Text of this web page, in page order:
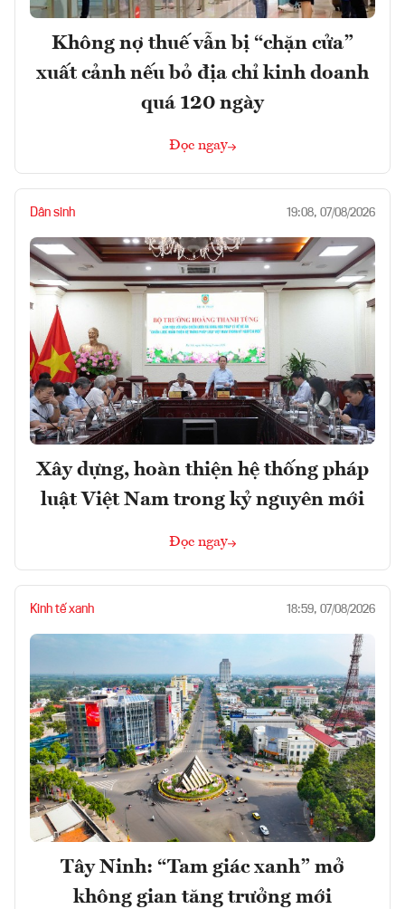
Không nợ thuế vẫn bị “chặn cửa”
xuất cảnh nếu bỏ địa chỉ kinh doanh
quá 120 ngày
Đọc ngay
Dân sinh 19:08, 07/08/2026
Xây dựng, hoàn thiện hệ thống pháp
luật Việt Nam trong kỷ nguyên mới
Đọc ngay
Kinh tế xanh 18:59, 07/08/2026
Tây Ninh: “Tam giác xanh” mở
không gian tăng trưởng mới